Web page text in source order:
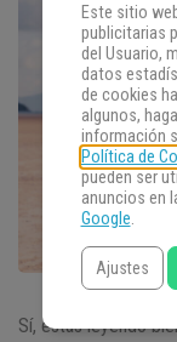
Sí, estás leyendo
Este sitio
publicitarias
del Usuario,
datos
de cookies
algunos,
información
Política de
pueden ser
anuncios en
Google.
Ajustes